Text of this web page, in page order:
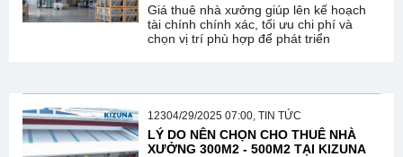
Giá thuê nhà xưởng giúp lên kế hoạch
tài chính chính xác, tối ưu chi phí và
chọn vị trí phù hợp để phát triển
12304/29/2025 07:00, TIN TỨC
LÝ DO NÊN CHỌN CHO THUÊ NHÀ
XƯỞNG 300M2 - 500M2 TẠI KIZUNA